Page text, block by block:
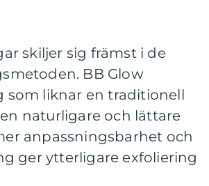
skiljer sig främst i de
BB Glow
liknar en traditionell
naturligare och lättare
anpassningsbarhet och
ger ytterligare exfoliering